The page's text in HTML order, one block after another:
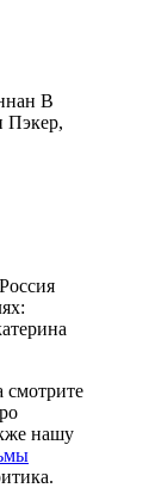
В
Пэкер,
смотрите
нашу